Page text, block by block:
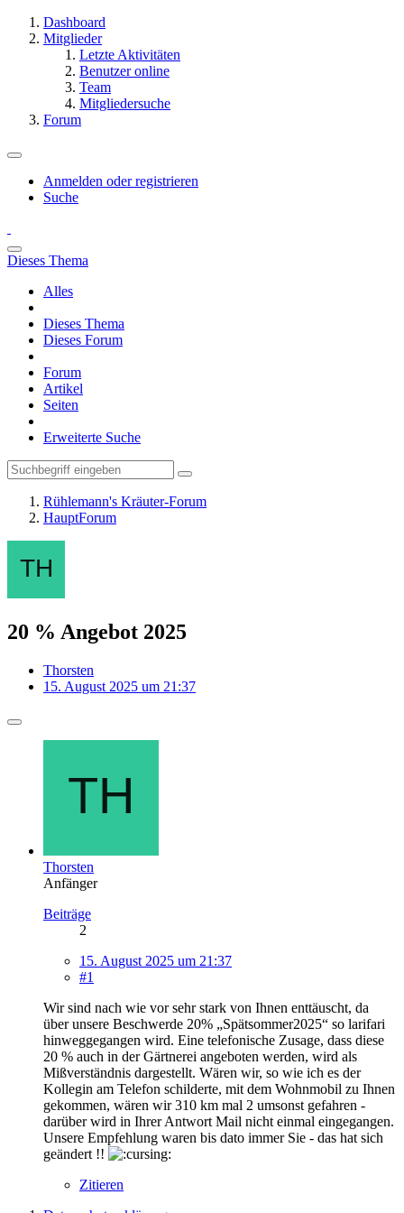
Dashboard
Mitglieder
Letzte Aktivitäten
Benutzer online
Team
Mitgliedersuche
Forum
Anmelden oder registrieren
Suche
Dieses Thema
Alles
Dieses Thema
Dieses Forum
Forum
Artikel
Seiten
Erweiterte Suche
Rühlemann's Kräuter-Forum
HauptForum
20 % Angebot 2025
Thorsten
15. August 2025 um 21:37
Thorsten
Anfänger
Beiträge
2
15. August 2025 um 21:37
#1
Wir sind nach wie vor sehr stark von Ihnen enttäuscht, da
über unsere Beschwerde 20% „Spätsommer2025“ so larifari
hinweggegangen wird. Eine telefonische Zusage, dass diese
20 % auch in der Gärtnerei angeboten werden, wird als
Mißverständnis dargestellt. Wären wir, so wie ich es der
Kollegin am Telefon schilderte, mit dem Wohnmobil zu Ihnen
gekommen, wären wir 310 km mal 2 umsonst gefahren -
darüber wird in Ihrer Antwort Mail nicht einmal eingegangen.
Unsere Empfehlung waren bis dato immer Sie - das hat sich
geändert !!
Zitieren